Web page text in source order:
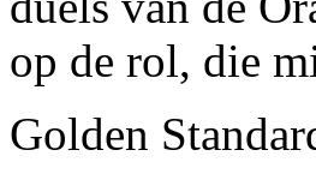
op de rol, die
Golden